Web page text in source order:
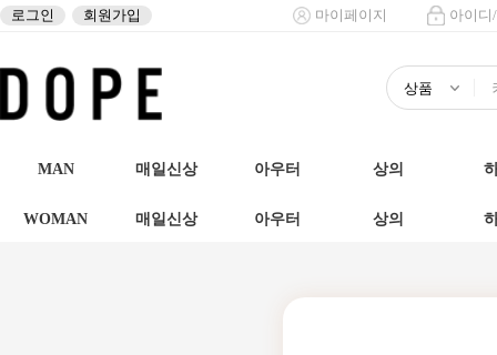
로그인 회원가입 마이페이지 아이디
MAN 매일신상 아우터 상의
WOMAN 매일신상 아우터 상의